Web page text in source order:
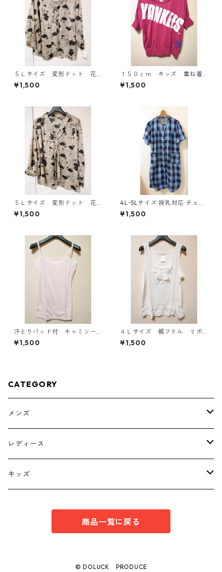
５Ｌサイズ 変形ドット 花
柄 ボウタイブラウス オフ
ホワイト KAE-4765
¥1,500
１５０ｃｍ キッズ 重ね着
風ドルマントップス マゼン
タ KAE-4791
¥1,500
５Ｌサイズ 変形ドット 花
柄 ボウタイブラウス オフ
ホワイト KAE-4763
¥1,500
4Lｰ5Lサイズ 授乳対応 チェッ
ク柄 半袖ルームウェア マタニ
ティ ブルー系/グレー ◆KIY-1
¥1,500
汗とりパッド付 キャミソー
ル Ｌ ライトピンク KAE-
4789
¥1,500
４Ｌサイズ 裾フリル リボ
ン付きタンクトップ オフホ
ワイト KAE-4780
¥1,500
CATEGORY
メンズ
トップス
ボトムス
レディース
トップス
キッズ
商品一覧に戻る
© DOLUCK PRODUCE